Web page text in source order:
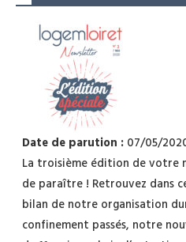
Date de parution : 07/05/
La troisième édition de votre
de paraître ! Retrouvez dans
bilan de notre organisation
confinement passés, notre